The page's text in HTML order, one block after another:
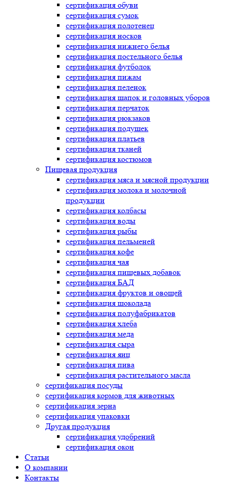
сертификация обуви
сертификация сумок
сертификация полотенец
сертификация носков
сертификация нижнего белья
сертификация постельного белья
сертификация футболок
сертификация пижам
сертификация пеленок
сертификация шапок и головных уборов
сертификация перчаток
сертификация рюкзаков
сертификация подушек
сертификация платьев
сертификация тканей
сертификация костюмов
Пищевая продукция
сертификация мяса и мясной продукции
сертификация молока и молочной
продукции
сертификация колбасы
сертификация воды
сертификация рыбы
сертификация пельменей
сертификация кофе
сертификация чая
сертификация пищевых добавок
сертификация БАД
сертификация фруктов и овощей
сертификация шоколада
сертификация полуфабрикатов
сертификация хлеба
сертификация меда
сертификация сыра
сертификация яиц
сертификация пива
сертификация растительного масла
сертификация посуды
сертификация кормов для животных
сертификация зерна
сертификация упаковки
Другая продукция
сертификация удобрений
сертификация окон
Статьи
О компании
Контакты